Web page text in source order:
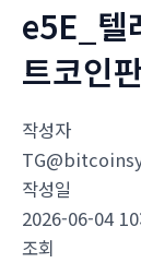
e5E_
트코인
작성자
작성일
2026-06-04
조회